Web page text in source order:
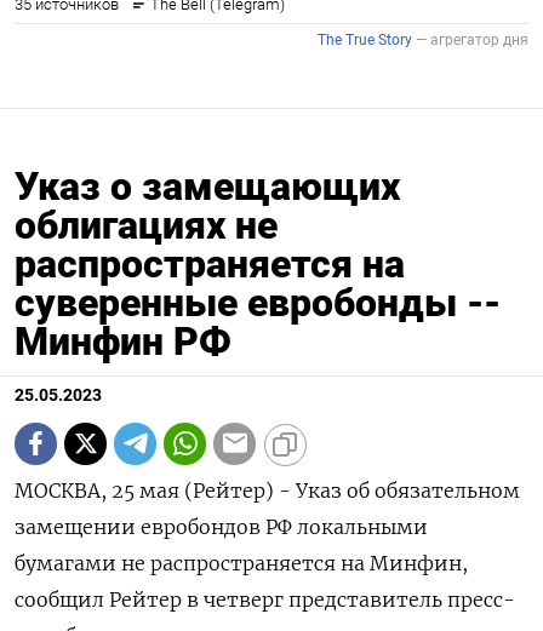
Указ о замещающих
облигациях не
распространяется на
суверенные евробонды --
Минфин РФ
25.05.2023
МОСКВА, 25 мая (Рейтер) - Указ об обязательном
замещении евробондов РФ локальными
бумагами не распространяется на Минфин,
сообщил Рейтер в четверг представитель пресс-